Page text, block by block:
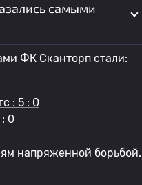
самыми
ФК Сканторп стали:
: 5 : 0
0
напряженной борьбой.